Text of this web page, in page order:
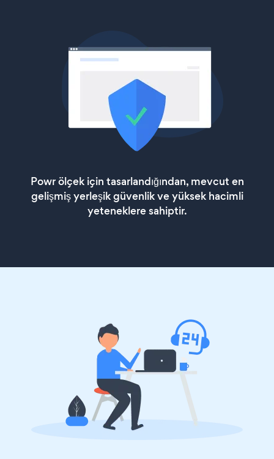
Powr ölçek için tasarlandığından, mevcut en
gelişmiş yerleşik güvenlik ve yüksek hacimli
yeteneklere sahiptir.